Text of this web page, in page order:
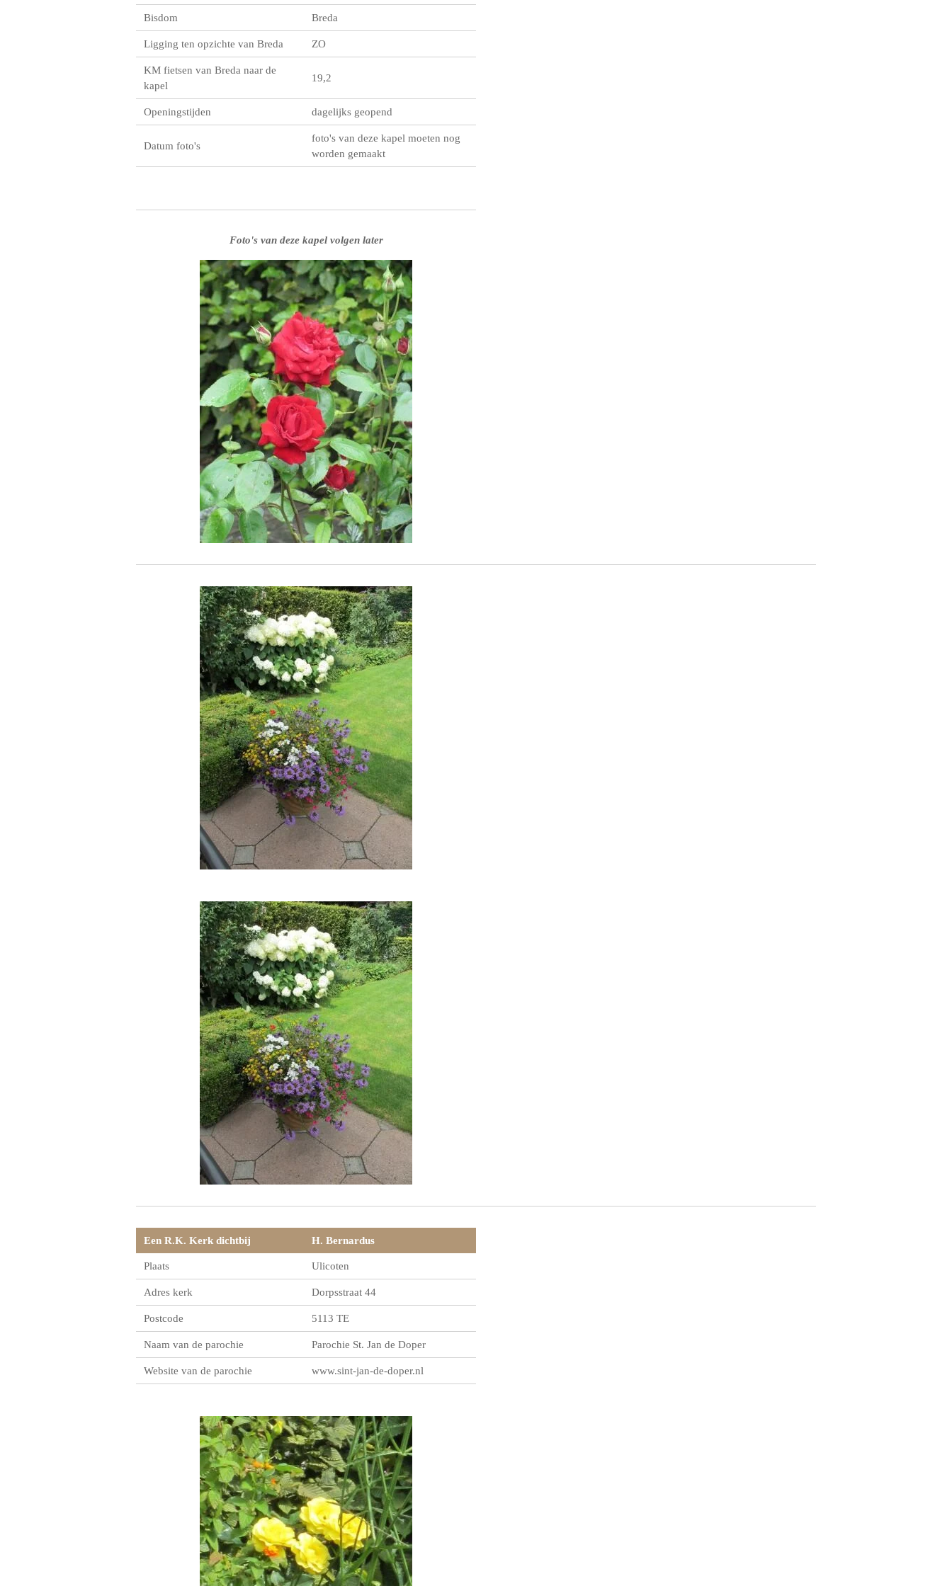
Bisdom Breda
Ligging ten opzichte van Breda ZO
KM fietsen van Breda naar de
kapel
19,2
Openingstijden dagelijks geopend
Datum foto's
foto's van deze kapel moeten nog
worden gemaakt
Foto's van deze kapel volgen later
Een R.K. Kerk dichtbij H. Bernardus
Plaats Ulicoten
Adres kerk Dorpsstraat 44
Postcode 5113 TE
Naam van de parochie Parochie St. Jan de Doper
Website van de parochie www.sint-jan-de-doper.nl